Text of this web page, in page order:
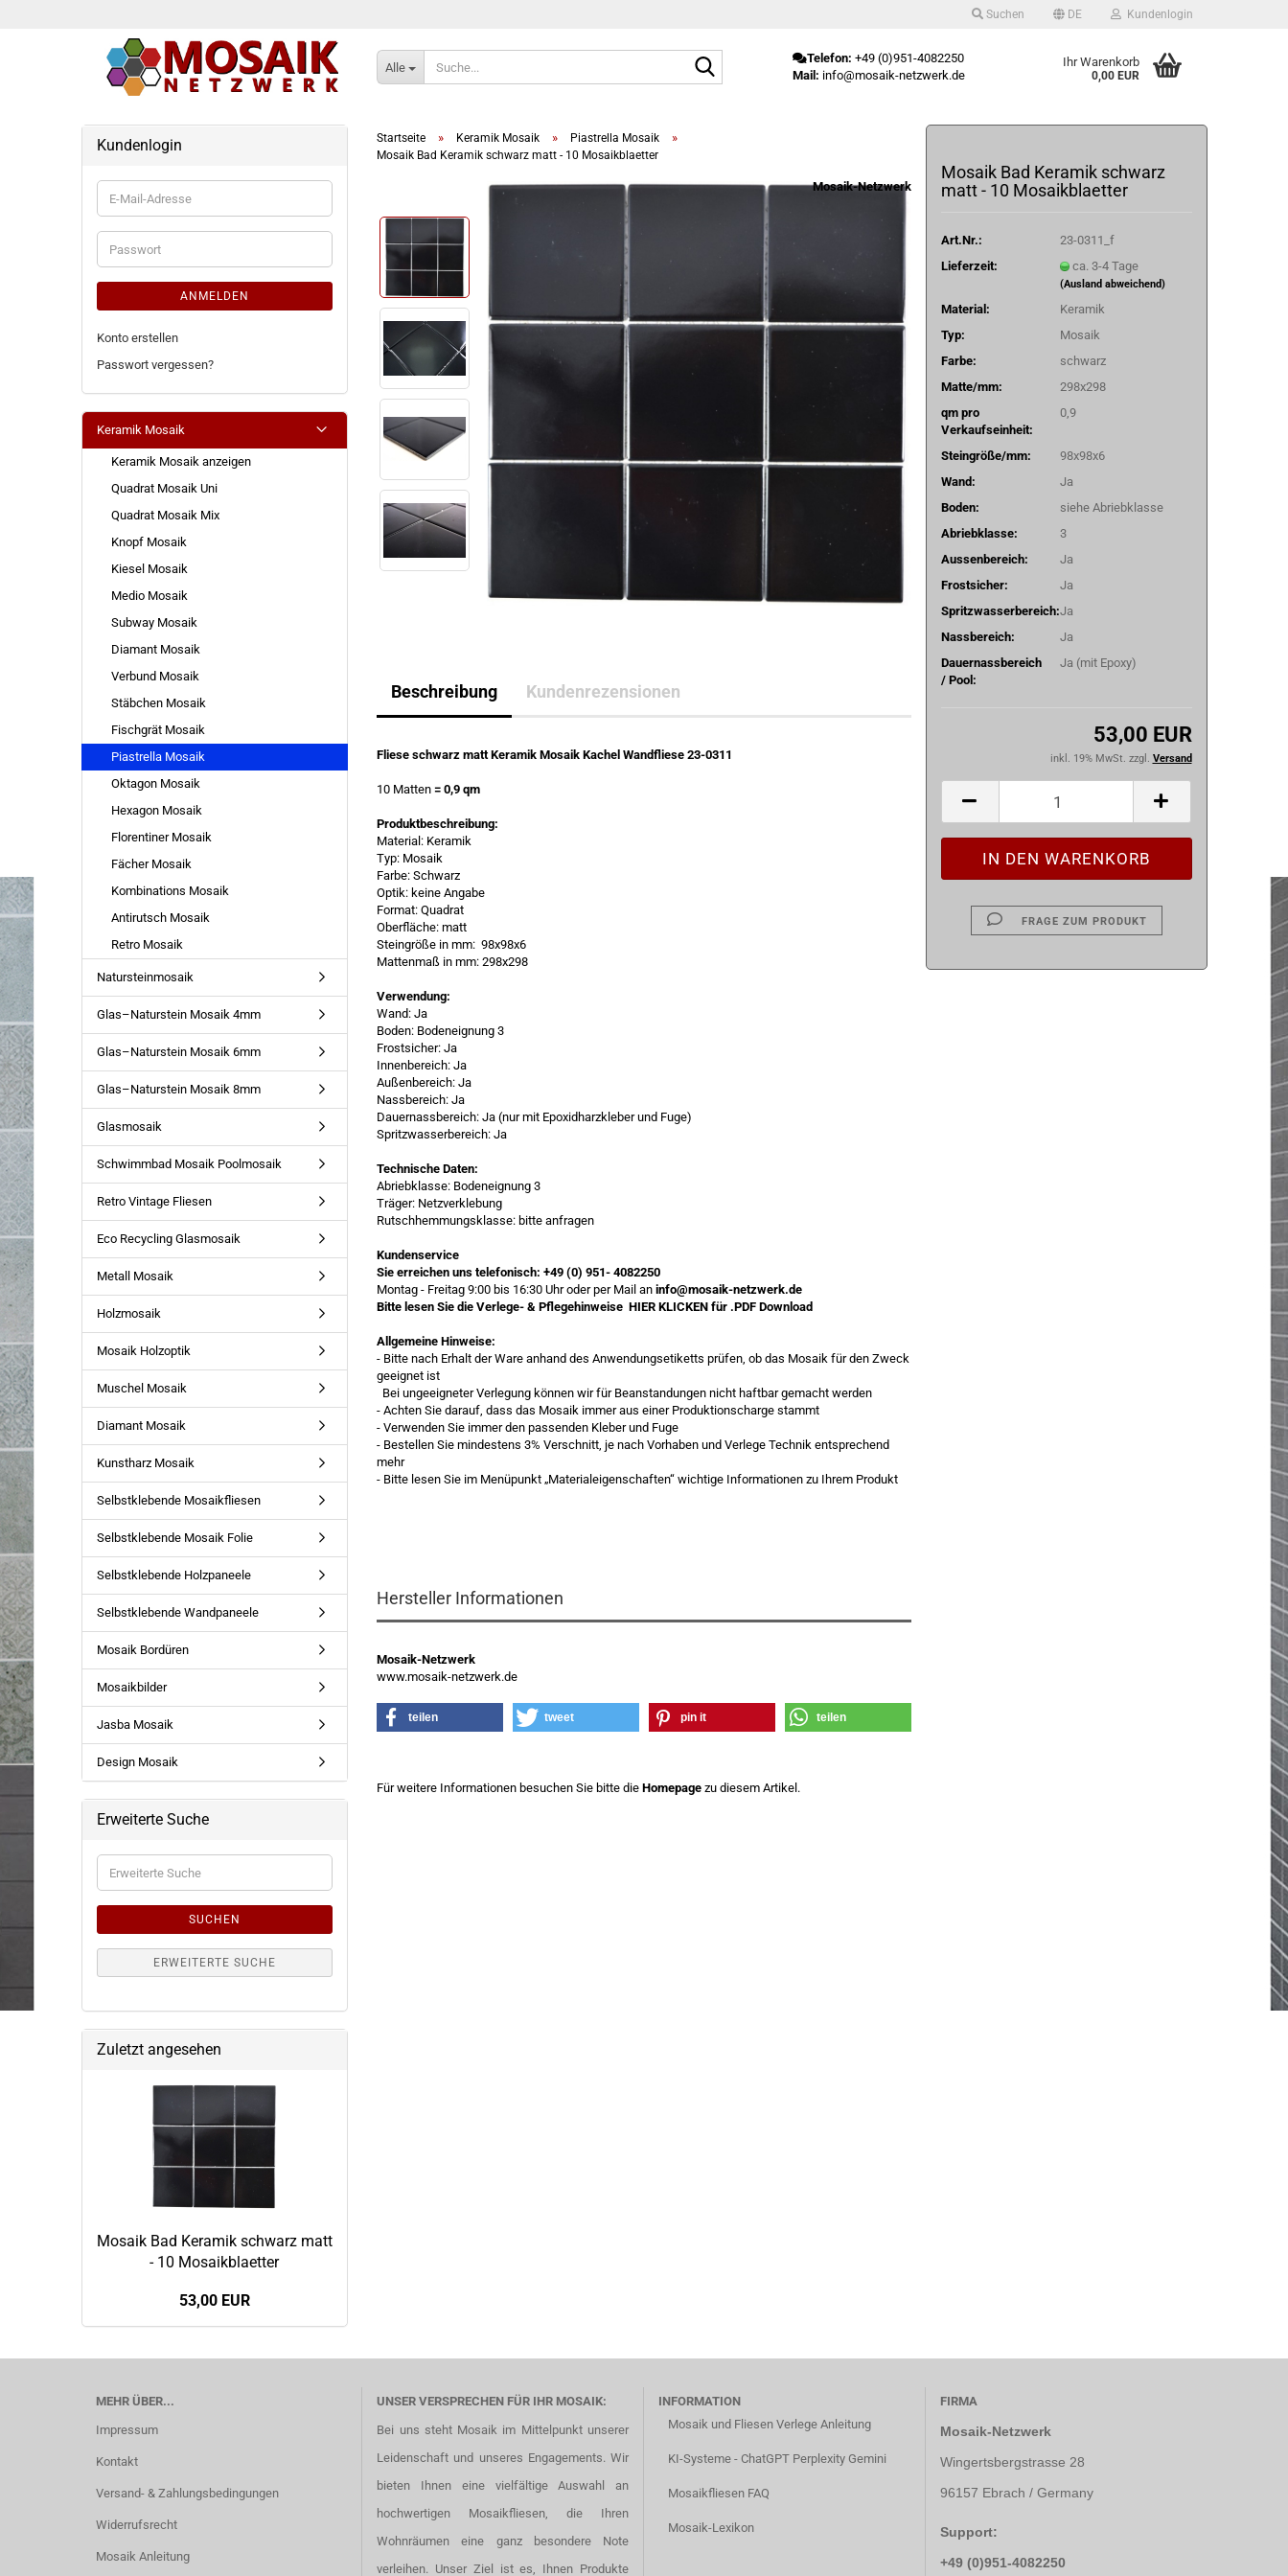
Suchen DE Kundenlogin
Alle
Telefon: +49 (0)951-4082250
Mail: info@mosaik-netzwerk.de
Ihr Warenkorb
0,00 EUR
Startseite » Keramik Mosaik » Piastrella Mosaik »
Mosaik Bad Keramik schwarz matt - 10 Mosaikblaetter
Mosaik-Netzwerk
Mosaik Bad Keramik schwarz
matt - 10 Mosaikblaetter
Art.Nr.:
23-0311_f
Lieferzeit:
ca. 3-4 Tage
(Ausland abweichend)
Material:
Keramik
Typ:
Mosaik
Farbe:
schwarz
Matte/mm:
298x298
qm pro
Verkaufseinheit:
0,9
Steingröße/mm:
98x98x6
Wand:
Ja
Boden:
siehe Abriebklasse
Abriebklasse:
3
Aussenbereich:
Ja
Frostsicher:
Ja
Spritzwasserbereich:Ja
Nassbereich:
Ja
Dauernassbereich
/ Pool:
Ja (mit Epoxy)
53,00 EUR
inkl. 19% MwSt. zzgl. Versand
FRAGE ZUM PRODUKT
Beschreibung Kundenrezensionen
Fliese schwarz matt Keramik Mosaik Kachel Wandfliese 23-0311
10 Matten= 0,9 qm
Produktbeschreibung:
Material: Keramik
Typ: Mosaik
Farbe: Schwarz
Optik: keine Angabe
Format: Quadrat
Oberfläche: matt
Steingröße in mm: 98x98x6
Mattenmaß in mm: 298x298
Verwendung:
Wand: Ja
Boden: Bodeneignung 3
Frostsicher: Ja
Innenbereich: Ja
Außenbereich: Ja
Nassbereich: Ja
Dauernassbereich: Ja (nur mit Epoxidharzkleber und Fuge)
Spritzwasserbereich: Ja
Technische Daten:
Abriebklasse: Bodeneignung 3
Träger: Netzverklebung
Rutschhemmungsklasse: bitte anfragen
Kundenservice
Sie erreichen uns telefonisch: +49 (0) 951- 4082250
Montag - Freitag 9:00 bis 16:30 Uhr oder per Mail aninfo@mosaik-netzwerk.de
Bitte lesen Sie die Verlege- & PflegehinweiseHIER KLICKENfür .PDF Download
Allgemeine Hinweise:
- Bitte nach Erhalt der Ware anhand des Anwendungsetiketts prüfen, ob das Mosaik für den Zweck
geeignet ist
Bei ungeeigneter Verlegung können wir für Beanstandungen nicht haftbar gemacht werden
- Achten Sie darauf, dass das Mosaik immer aus einer Produktionscharge stammt
- Verwenden Sie immer den passenden Kleber und Fuge
- Bestellen Sie mindestens 3% Verschnitt, je nach Vorhaben und Verlege Technik entsprechend
mehr
- Bitte lesen Sie im Menüpunkt „Materialeigenschaften“ wichtige Informationen zu Ihrem Produkt
Hersteller Informationen
Mosaik-Netzwerk
www.mosaik-netzwerk.de
teilen tweet pin it teilen
Für weitere Informationen besuchen Sie bitte dieHomepage zu diesem Artikel.
Kundenlogin
E-
Mail-
Adresse
Passwort
ANMELDEN
Konto erstellen
Passwort vergessen?
Keramik Mosaik
Keramik Mosaik anzeigen
Quadrat Mosaik Uni
Quadrat Mosaik Mix
Knopf Mosaik
Kiesel Mosaik
Medio Mosaik
Subway Mosaik
Diamant Mosaik
Verbund Mosaik
Stäbchen Mosaik
Fischgrät Mosaik
Piastrella Mosaik
Oktagon Mosaik
Hexagon Mosaik
Florentiner Mosaik
Fächer Mosaik
Kombinations Mosaik
Antirutsch Mosaik
Retro Mosaik
Natursteinmosaik
Glas–Naturstein Mosaik 4mm
Glas–Naturstein Mosaik 6mm
Glas–Naturstein Mosaik 8mm
Glasmosaik
Schwimmbad Mosaik Poolmosaik
Retro Vintage Fliesen
Eco Recycling Glasmosaik
Metall Mosaik
Holzmosaik
Mosaik Holzoptik
Muschel Mosaik
Diamant Mosaik
Kunstharz Mosaik
Selbstklebende Mosaikfliesen
Selbstklebende Mosaik Folie
Selbstklebende Holzpaneele
Selbstklebende Wandpaneele
Mosaik Bordüren
Mosaikbilder
Jasba Mosaik
Design Mosaik
Erweiterte Suche
Erweiterte
Suche
SUCHEN
ERWEITERTE SUCHE
Zuletzt angesehen
Mosaik Bad Keramik schwarz matt
- 10 Mosaikblaetter
53,00 EUR
MEHR ÜBER...
Impressum
Kontakt
Versand- & Zahlungsbedingungen
Widerrufsrecht
Mosaik Anleitung
UNSER VERSPRECHEN FÜR IHR MOSAIK:
Bei uns steht Mosaik im Mittelpunkt unserer
Leidenschaft und unseres Engagements. Wir
bieten Ihnen eine vielfältige Auswahl an
hochwertigen Mosaikfliesen, die Ihren
Wohnräumen eine ganz besondere Note
verleihen. Unser Ziel ist es, Ihnen Produkte
INFORMATION
Mosaik und Fliesen Verlege Anleitung
KI-Systeme - ChatGPT Perplexity Gemini
Mosaikfliesen FAQ
Mosaik-Lexikon
FIRMA
Mosaik-Netzwerk
Wingertsbergstrasse 28
96157 Ebrach / Germany
Support:
+49 (0)951-4082250